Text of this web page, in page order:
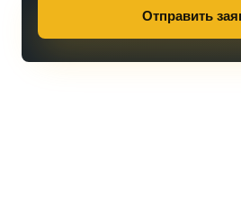
Отправить